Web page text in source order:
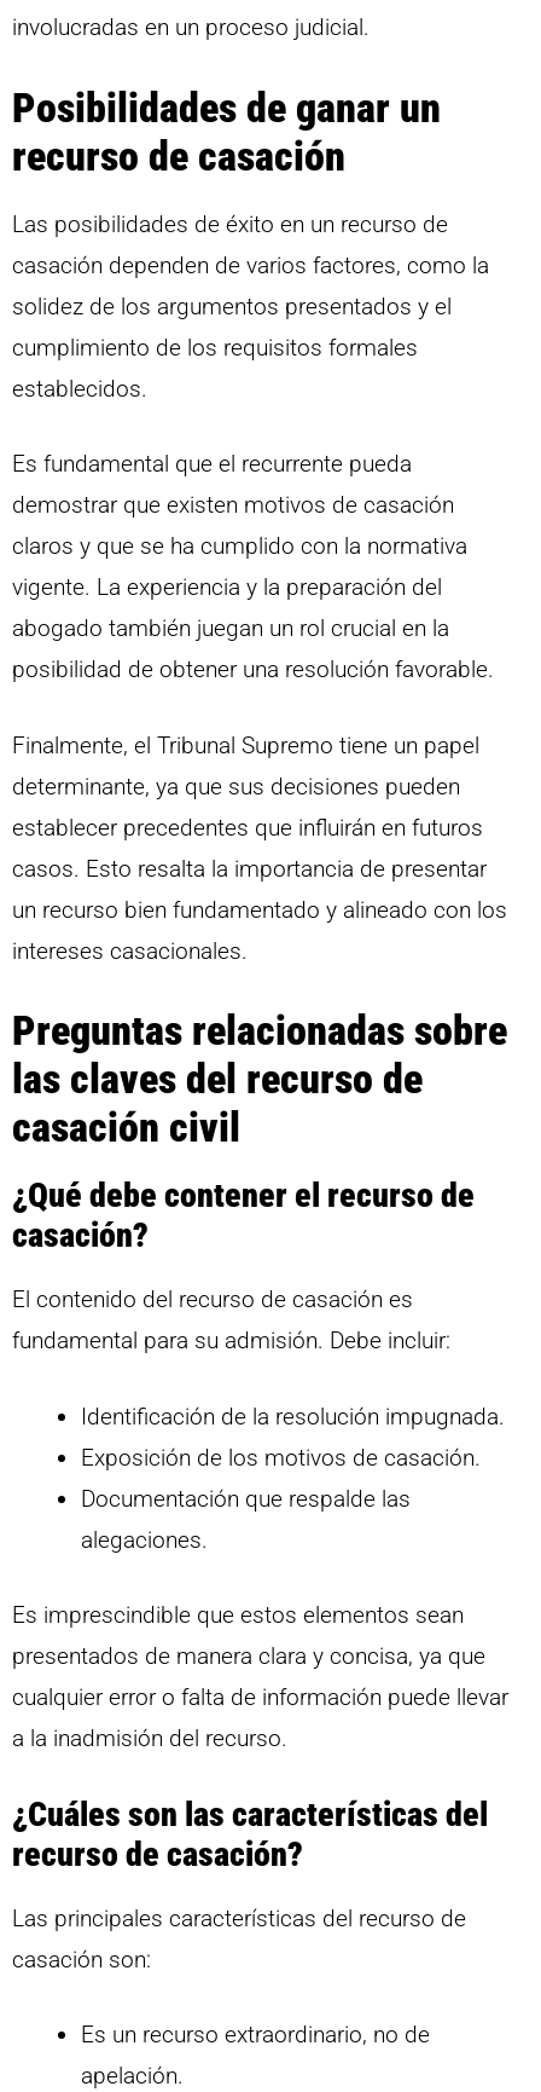
involucradas en un proceso judicial.
Posibilidades de ganar un
recurso de casación
Las posibilidades de éxito en un recurso de
casación dependen de varios factores, como la
solidez de los argumentos presentados y el
cumplimiento de los requisitos formales
establecidos.
Es fundamental que el recurrente pueda
demostrar que existen motivos de casación
claros y que se ha cumplido con la normativa
vigente. La experiencia y la preparación del
abogado también juegan un rol crucial en la
posibilidad de obtener una resolución favorable.
Finalmente, el Tribunal Supremo tiene un papel
determinante, ya que sus decisiones pueden
establecer precedentes que influirán en futuros
casos. Esto resalta la importancia de presentar
un recurso bien fundamentado y alineado con los
intereses casacionales.
Preguntas relacionadas sobre
las claves del recurso de
casación civil
¿Qué debe contener el recurso de
casación?
El contenido del recurso de casación es
fundamental para su admisión. Debe incluir:
Identificación de la resolución impugnada.
Exposición de los motivos de casación.
Documentación que respalde las
alegaciones.
Es imprescindible que estos elementos sean
presentados de manera clara y concisa, ya que
cualquier error o falta de información puede llevar
a la inadmisión del recurso.
¿Cuáles son las características del
recurso de casación?
Las principales características del recurso de
casación son:
Es un recurso extraordinario, no de
apelación.